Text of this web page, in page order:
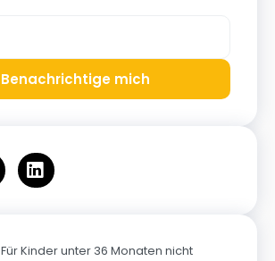
Benachrichtige mich
Für Kinder unter 36 Monaten nicht